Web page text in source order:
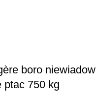
boro niewiadow
ptac 750 kg